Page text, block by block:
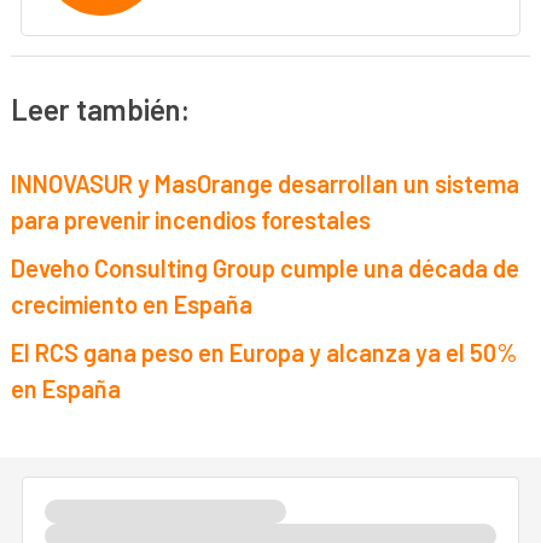
Leer también:
INNOVASUR y MasOrange desarrollan un sistema
para prevenir incendios forestales
Deveho Consulting Group cumple una década de
crecimiento en España
El RCS gana peso en Europa y alcanza ya el 50%
en España